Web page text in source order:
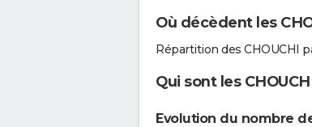
Où décèdent les
Répartition des CHOUCHI
Qui sont les
Evolution du nombre